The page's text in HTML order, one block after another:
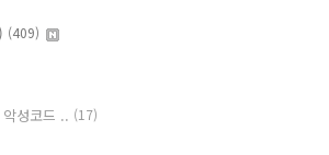
(409)
성코드 .. (17)